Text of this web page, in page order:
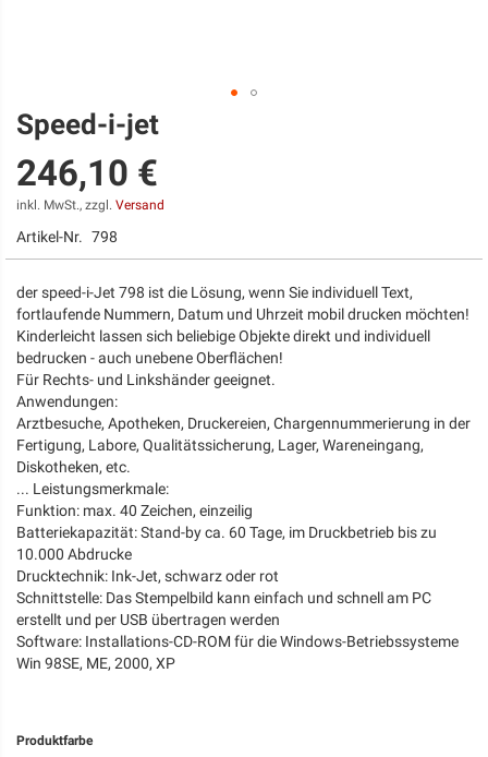
Zum
Anfang
der
Bildgalerie
springen
Speed-i-jet
246,10 €
inkl. MwSt., zzgl. Versand
Artikel-Nr. 798
der speed-i-Jet 798 ist die Lösung, wenn Sie individuell Text,
fortlaufende Nummern, Datum und Uhrzeit mobil drucken möchten!
Kinderleicht lassen sich beliebige Objekte direkt und individuell
bedrucken - auch unebene Oberflächen!
Für Rechts- und Linkshänder geeignet.
Anwendungen:
Arztbesuche, Apotheken, Druckereien, Chargennummerierung in der
Fertigung, Labore, Qualitätssicherung, Lager, Wareneingang,
Diskotheken, etc.
... Leistungsmerkmale:
Funktion: max. 40 Zeichen, einzeilig
Batteriekapazität: Stand-by ca. 60 Tage, im Druckbetrieb bis zu
10.000 Abdrucke
Drucktechnik: Ink-Jet, schwarz oder rot
Schnittstelle: Das Stempelbild kann einfach und schnell am PC
erstellt und per USB übertragen werden
Software: Installations-CD-ROM für die Windows-Betriebssysteme
Win 98SE, ME, 2000, XP
Produktfarbe